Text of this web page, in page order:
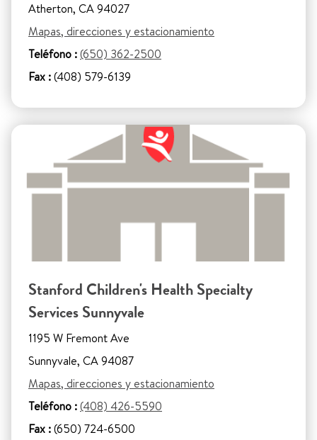
Atherton, CA 94027
Mapas, direcciones y estacionamiento
Teléfono :(650) 362-2500
Fax :(408) 579-6139
Stanford Children's Health Specialty
Services Sunnyvale
1195 W Fremont Ave
Sunnyvale, CA 94087
Mapas, direcciones y estacionamiento
Teléfono :(408) 426-5590
Fax :(650) 724-6500